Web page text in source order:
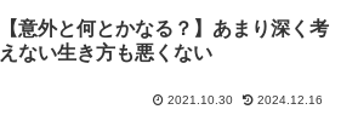
【意外と何とかなる？】あまり深く考
えない生き方も悪くない
2021.10.30 2024.12.16